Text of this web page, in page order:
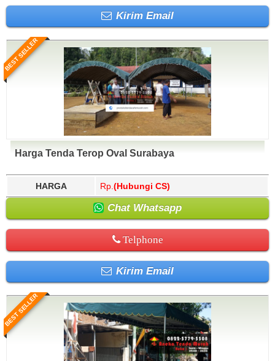
Kirim Email
BEST SELLER
Harga Tenda Terop Oval Surabaya
HARGA Rp. (Hubungi CS)
Chat Whatsapp
Telphone
Kirim Email
BEST SELLER